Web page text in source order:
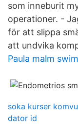
som inneburit
operationer. -
för att slippa
att undvika
Paula malm
soka kurser
dator id